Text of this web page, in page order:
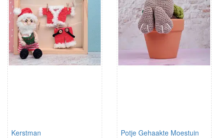
Kerstman Potje Gehaakte Moestuin